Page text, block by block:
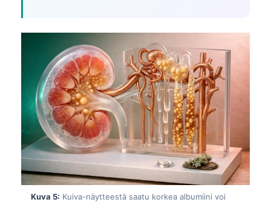
Kuva 5: Kuiva-näytteestä saatu korkea albumiini voi
Кыргызча
Татар теле
Беларуская мова
Esperanto
Frysk
Ślōnskŏ gŏdka
Norsk bokmål